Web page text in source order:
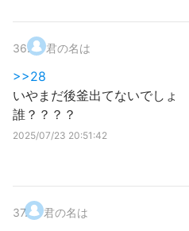
36. 君の名は
>>28
いやまだ後釜出てないでしょ
誰？？？？
2025/07/23 20:51:42
37. 君の名は